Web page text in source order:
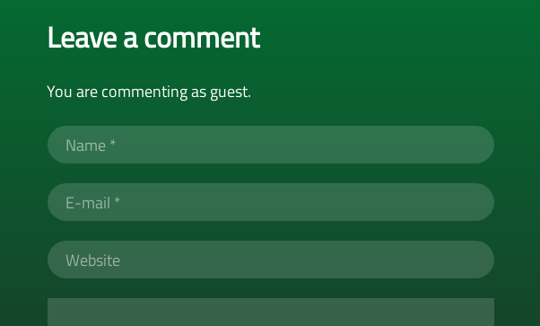
Leave a comment
You are commenting as guest.